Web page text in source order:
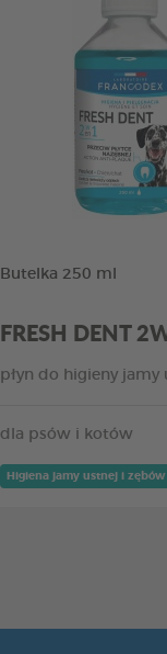
Butelka 250 ml
FRESH DENT
płyn do higieny jamy
dla psów i kotów
Higiena jamy ustnej i zębów